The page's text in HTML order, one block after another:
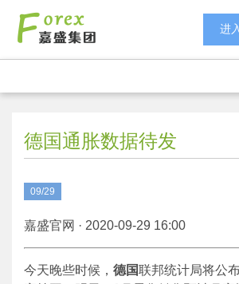
进
德国通胀数据待发
09/29
嘉盛官网 · 2020-09-29 16:00
今天晚些时候， 德国联邦统计局将公